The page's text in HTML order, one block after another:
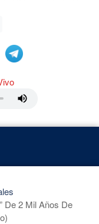
De 2 Mil Años De